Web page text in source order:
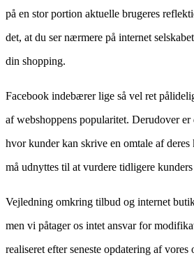
på en stor portion aktuelle brugeres
det, at du ser nærmere på internet
din shopping.
Facebook indebærer lige så vel ret
af webshoppens popularitet. Derudover
hvor kunder kan skrive en omtale af
må udnyttes til at vurdere tidligere
Vejledning omkring tilbud og internet
men vi påtager os intet ansvar for
realiseret efter seneste opdatering af vores